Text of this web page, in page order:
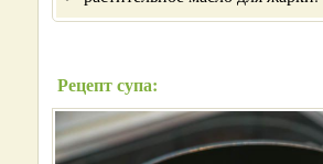
Рецепт супа: